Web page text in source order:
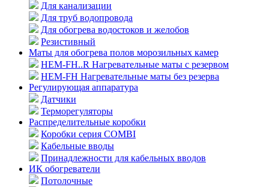
Для канализации
Для труб водопровода
Для обогрева водостоков и желобов
Резистивный
Маты для обогрева полов морозильных камер
HEM-FH..R Нагревательные маты с резервом
HEM-FH Нагревательные маты без резерва
Регулирующая аппаратура
Датчики
Терморегуляторы
Распределительные коробки
Коробки серия COMBI
Кабельные вводы
Принадлежности для кабельных вводов
ИК обогреватели
Потолочные